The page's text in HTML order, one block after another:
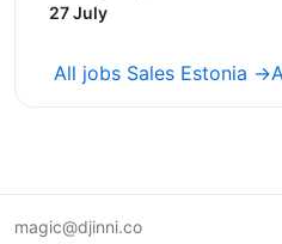
executives from global
27 July
All jobs Sales Estonia →
magic@djinni.co